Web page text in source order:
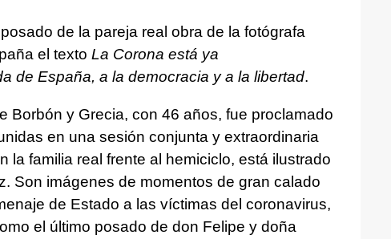
de la pareja real obra de la fotógrafa
el texto La Corona está ya
de España, a la democracia y a la libertad.
Borbón y Grecia, con 46 años, fue proclamado
en una sesión conjunta y extraordinaria
la familia real frente al hemiciclo, está ilustrado
Son imágenes de momentos de gran calado
de Estado a las víctimas del coronavirus,
el último posado de don Felipe y doña